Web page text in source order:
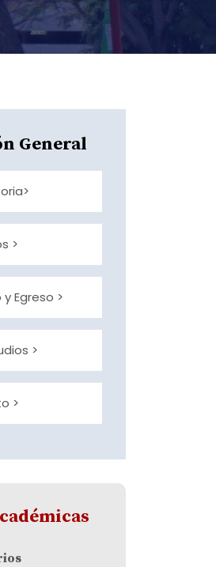
General
>
Egreso >
>
>